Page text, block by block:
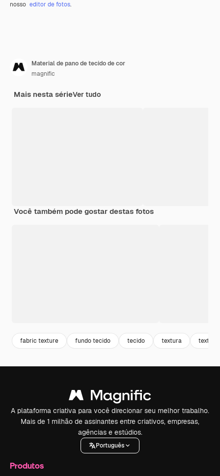
nosso editor de fotos.
Material de pano de tecido de cor
magnific
Mais nesta sérieVer tudo
Você também pode gostar destas fotos
fabric texture fundo tecido tecido textura
A plataforma criativa para você direcionar seu melhor trabalho.
Mais de 1 milhão de assinantes entre criativos, empresas,
agências e estúdios.
Português
Produtos